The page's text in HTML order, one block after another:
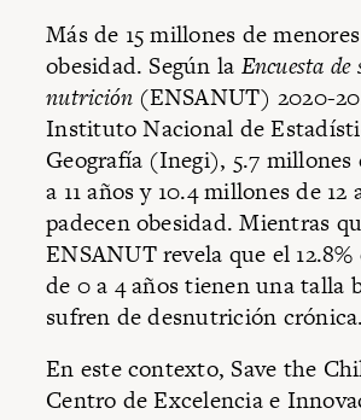
Más de 15 millones de
obesidad. Según la Encuesta
nutrición (ENSANUT) 2020-
Instituto Nacional de
Geografía (Inegi), 5.7 millones
a 11 años y 10.4 millones de 12
padecen obesidad. Mientras
ENSANUT revela que el
de 0 a 4 años tienen una talla
sufren de desnutrición crónica.
En este contexto, Save the
Centro de Excelencia e